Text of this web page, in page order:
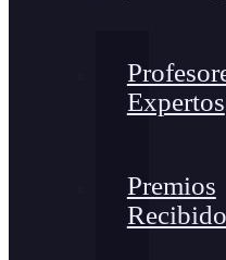
Expertos
Premios